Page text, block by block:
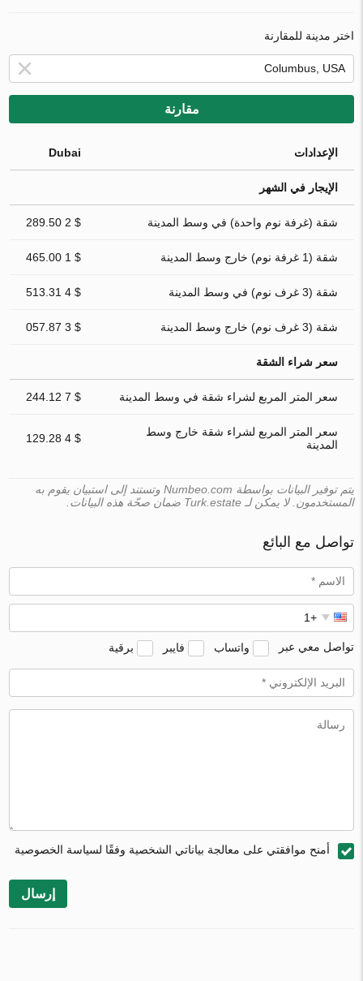
اختر مدينة للمقارنة
مقارنة
الإعدادات Dubai
الإيجار في الشهر
شقة (غرفة نوم واحدة) في وسط المدينة $ 2 289.50
شقة (1 غرفة نوم) خارج وسط المدينة $ 1 465.00
شقة (3 غرف نوم) في وسط المدينة $ 4 513.31
شقة (3 غرف نوم) خارج وسط المدينة $ 3 057.87
سعر شراء الشقة
سعر المتر المربع لشراء شقة في وسط المدينة $ 7 244.12
سعر المتر المربع لشراء شقة خارج وسط
المدينة
$ 4 129.28
يتم توفير البيانات بواسطة Numbeo.com وتستند إلى استبيان يقوم به
المستخدمون. لا يمكن لـ Turk.estate ضمان صحّة هذه البيانات.
تواصل مع البائع
تواصل معي عبر واتساب فايبر برقية
أمنح موافقتي على معالجة بياناتي الشخصية وفقًا لسياسة الخصوصية
إرسال